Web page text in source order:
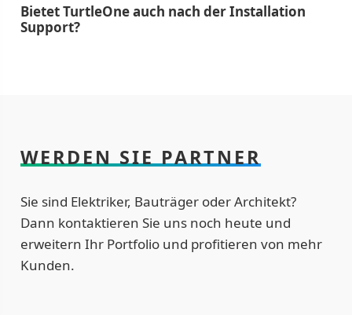
Bietet TurtleOne auch nach der Installation
Support?
WERDEN SIE PARTNER
Sie sind Elektriker, Bauträger oder Architekt?
Dann kontaktieren Sie uns noch heute und
erweitern Ihr Portfolio und profitieren von mehr
Kunden.